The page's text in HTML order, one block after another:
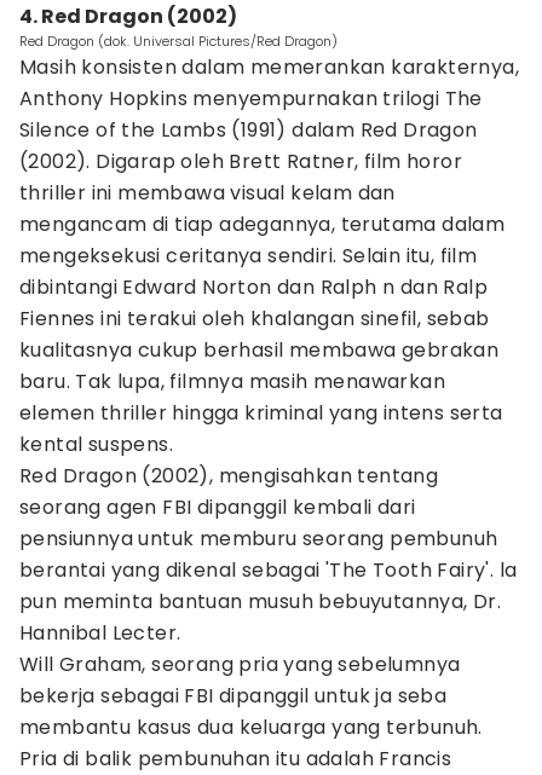
4. Red Dragon (2002)
Red Dragon (dok. Universal Pictures/Red Dragon)
Masih konsisten dalam memerankan karakternya,
Anthony Hopkins menyempurnakan trilogi The
Silence of the Lambs (1991) dalam Red Dragon
(2002). Digarap oleh Brett Ratner, film horor
thriller ini membawa visual kelam dan
mengancam di tiap adegannya, terutama dalam
mengeksekusi ceritanya sendiri. Selain itu, film
dibintangi Edward Norton dan Ralph n dan Ralp
Fiennes ini terakui oleh khalangan sinefil, sebab
kualitasnya cukup berhasil membawa gebrakan
baru. Tak lupa, filmnya masih menawarkan
elemen thriller hingga kriminal yang intens serta
kental suspens.
Red Dragon (2002), mengisahkan tentang
seorang agen FBI dipanggil kembali dari
pensiunnya untuk memburu seorang pembunuh
berantai yang dikenal sebagai 'The Tooth Fairy'. la
pun meminta bantuan musuh bebuyutannya, Dr.
Hannibal Lecter.
Will Graham, seorang pria yang sebelumnya
bekerja sebagai FBI dipanggil untuk ja seba
membantu kasus dua keluarga yang terbunuh.
Pria di balik pembunuhan itu adalah Francis